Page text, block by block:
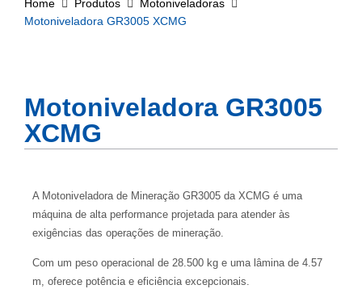
Home Produtos
Motoniveladoras
Motoniveladora GR3005 XCMG
Motoniveladora GR3005
XCMG
A Motoniveladora de Mineração GR3005 da XCMG é uma
máquina de alta performance projetada para atender às
exigências das operações de mineração.
Com um peso operacional de 28.500 kg e uma lâmina de 4.57
m, oferece potência e eficiência excepcionais.